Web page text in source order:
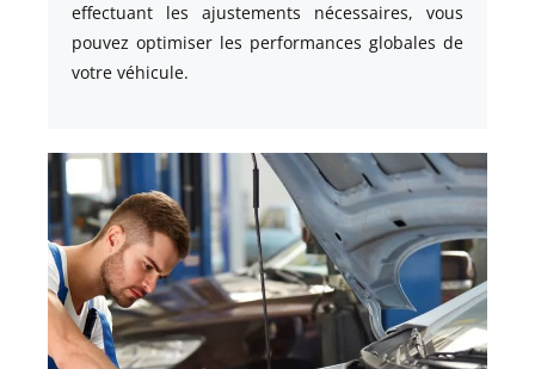
effectuant les ajustements nécessaires, vous
pouvez optimiser les performances globales de
votre véhicule.